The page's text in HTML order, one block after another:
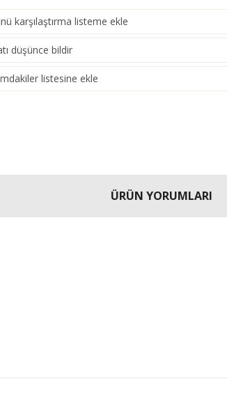
karşılaştırma listeme ekle
)
düşünce bildir
listesine ekle
ÜRÜN YORUMLARI